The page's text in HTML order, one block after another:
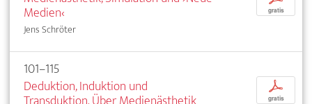
Medien‹
Jens Schröter
gratis
101–115
Deduktion, Induktion und
p
gratis